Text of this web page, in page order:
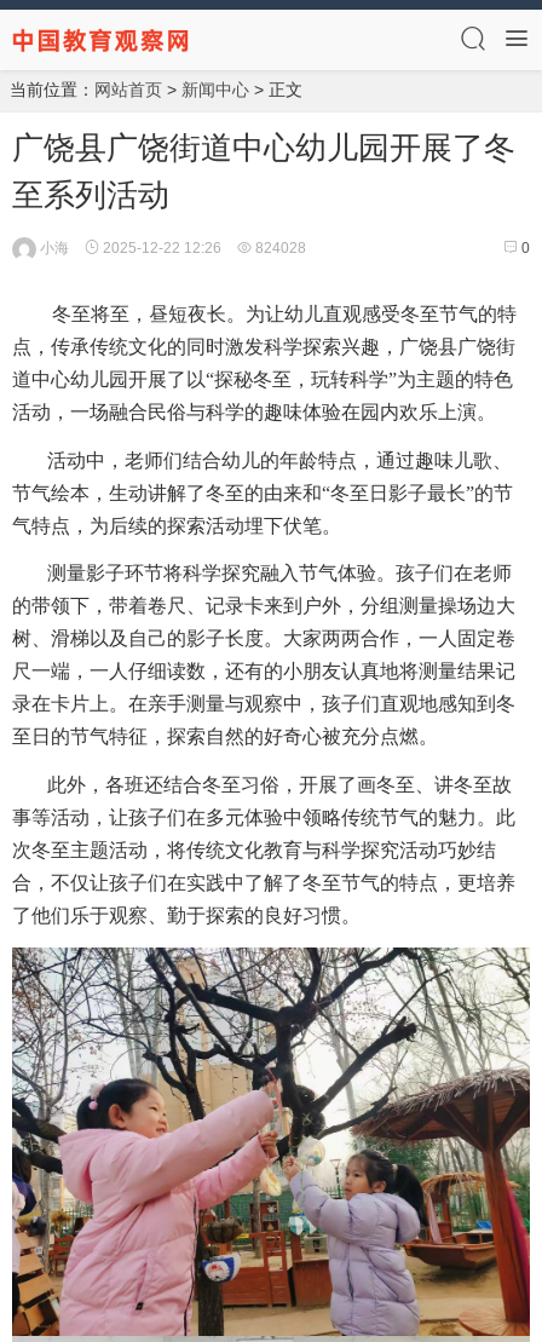
当前位置： 网站首页 > 新闻中心 > 正文
广饶县广饶街道中心幼儿园开展了冬
至系列活动
0
小海 2025-12-22 12:26 824028
冬至将至，昼短夜长。为让幼儿直观感受冬至节气的特
点，传承传统文化的同时激发科学探索兴趣，广饶县广饶街
道中心幼儿园开展了以“探秘冬至，玩转科学”为主题的特色
活动，一场融合民俗与科学的趣味体验在园内欢乐上演。
活动中，老师们结合幼儿的年龄特点，通过趣味儿歌、
节气绘本，生动讲解了冬至的由来和“冬至日影子最长”的节
气特点，为后续的探索活动埋下伏笔。
测量影子环节将科学探究融入节气体验。孩子们在老师
的带领下，带着卷尺、记录卡来到户外，分组测量操场边大
树、滑梯以及自己的影子长度。大家两两合作，一人固定卷
尺一端，一人仔细读数，还有的小朋友认真地将测量结果记
录在卡片上。在亲手测量与观察中，孩子们直观地感知到冬
至日的节气特征，探索自然的好奇心被充分点燃。
此外，各班还结合冬至习俗，开展了画冬至、讲冬至故
事等活动，让孩子们在多元体验中领略传统节气的魅力。此
次冬至主题活动，将传统文化教育与科学探究活动巧妙结
合，不仅让孩子们在实践中了解了冬至节气的特点，更培养
了他们乐于观察、勤于探索的良好习惯。